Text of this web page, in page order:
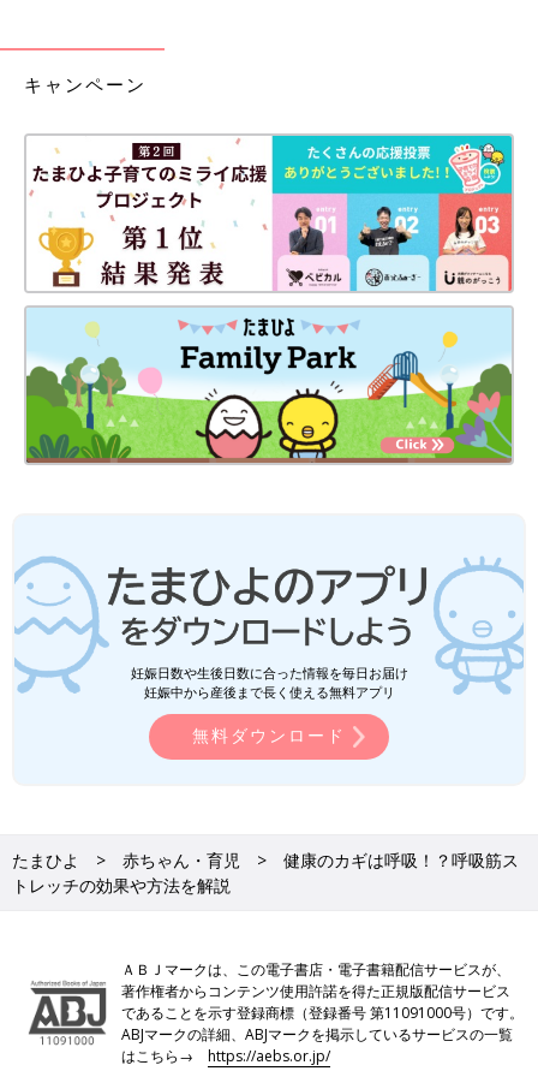
キャンペーン
妊娠日数や生後日数に合った情報を毎日お届け
妊娠中から産後まで長く使える無料アプリ
無料ダウンロード
たまひよ 赤ちゃん・育児
健康のカギは呼吸！？呼吸筋ス
トレッチの効果や方法を解説
ＡＢＪマークは、この電子書店・電子書籍配信サービスが、
著作権者からコンテンツ使用許諾を得た正規版配信サービス
であることを示す登録商標（登録番号 第11091000号）です。
ABJマークの詳細、ABJマークを掲示しているサービスの一覧
はこちら→https://aebs.or.jp/